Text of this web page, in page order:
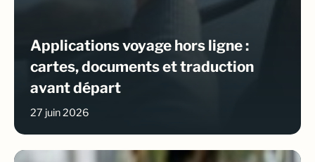
Applications voyage hors ligne :
cartes, documents et traduction
avant départ
27 juin 2026